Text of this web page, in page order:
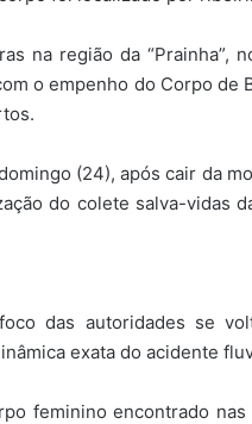
na região da “Prainha”,
o empenho do Corpo de
(24), após cair da
do colete salva-vidas
das autoridades se
exata do acidente
feminino encontrado